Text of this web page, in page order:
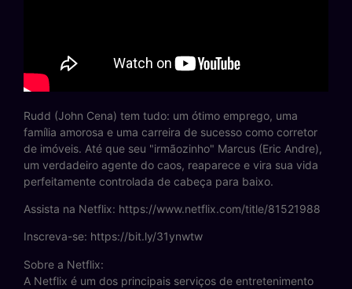
Rudd (John Cena) tem tudo: um ótimo emprego, uma
família amorosa e uma carreira de sucesso como corretor
de imóveis. Até que seu "irmãozinho" Marcus (Eric Andre),
um verdadeiro agente do caos, reaparece e vira sua vida
perfeitamente controlada de cabeça para baixo.
Assista na Netflix: https://www.netflix.com/title/81521988
Inscreva-se: https://bit.ly/31ynwtw
Sobre a Netflix:
A Netflix é um dos principais serviços de entretenimento